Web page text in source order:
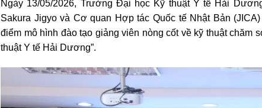
Ngày 13/05/2026, Trường Đại học Kỹ thuật Y tế Hải
Sakura Jigyo và Cơ quan Hợp tác Quốc tế Nhật Bản
điểm mô hình đào tạo giảng viên nòng cốt về kỹ thuật
thuật Y tế Hải Dương”.